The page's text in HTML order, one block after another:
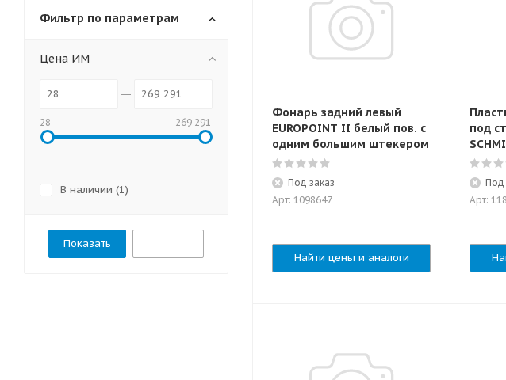
Фонарь задний левый
EUROPOINT II белый пов. с
одним большим штекером
Под заказ
Арт: 1098647
Найти цены и аналоги
под
Под
Арт:
Фильтр по параметрам
Цена ИМ
28 269 291
В наличии (1)